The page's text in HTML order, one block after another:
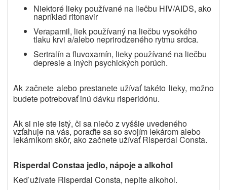
Niektoré lieky používané na liečbu HIV/AIDS, ako
napríklad ritonavir
Verapamil, liek používaný na liečbu vysokého
tlaku krvi a/alebo neprirodzeného rytmu srdca.
Sertralín a fluvoxamín, lieky používané na liečbu
depresie a iných psychických porúch.
Ak začnete alebo prestanete užívať takéto lieky, možno
budete potrebovať inú dávku risperidónu.
Ak si nie ste istý, či sa niečo z vyššie uvedeného
vzťahuje na vás, poraďte sa so svojím lekárom alebo
lekárnikom skôr, ako začnete užívať Risperdal Consta.
Risperdal Constaa jedlo, nápoje a alkohol
Keď užívate Risperdal Consta, nepite alkohol.